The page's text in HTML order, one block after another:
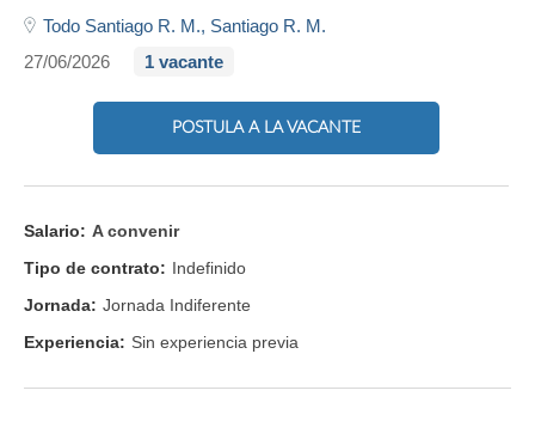
Todo Santiago R. M., Santiago R. M.
27/06/2026
1 vacante
POSTULA A LA VACANTE
Salario: A convenir
Tipo de contrato: Indefinido
Jornada: Jornada Indiferente
Experiencia: Sin experiencia previa